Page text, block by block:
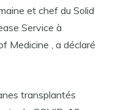
et chef du Solid
Service à
Medicine , a déclaré
transplantés